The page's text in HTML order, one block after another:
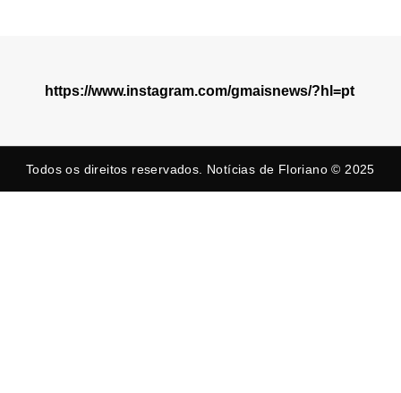
https://www.instagram.com/gmaisnews/?hl=pt
Todos os direitos reservados. Notícias de Floriano © 2025